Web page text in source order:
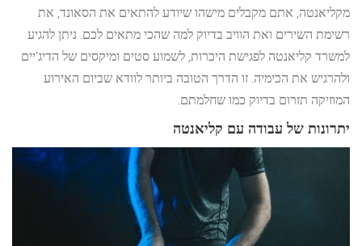
מקליאנטה, אתם מקבלים מישהו שיודע להתאים את הסאונד, את
רשימת השירים ואת הוויב בדיוק למה שהכי מתאים לכם. ניתן להגיע
למשרד קליאנטה לפגישת היכרות, לשמוע סטים ומיקסים של הדיג’יים
ולהרגיש את הכימיה. זו הדרך הטובה ביותר לוודא שביום האירוע
המוזיקה תזרום בדיוק כמו שחלמתם.
יתרונות של עבודה עם קליאנטה